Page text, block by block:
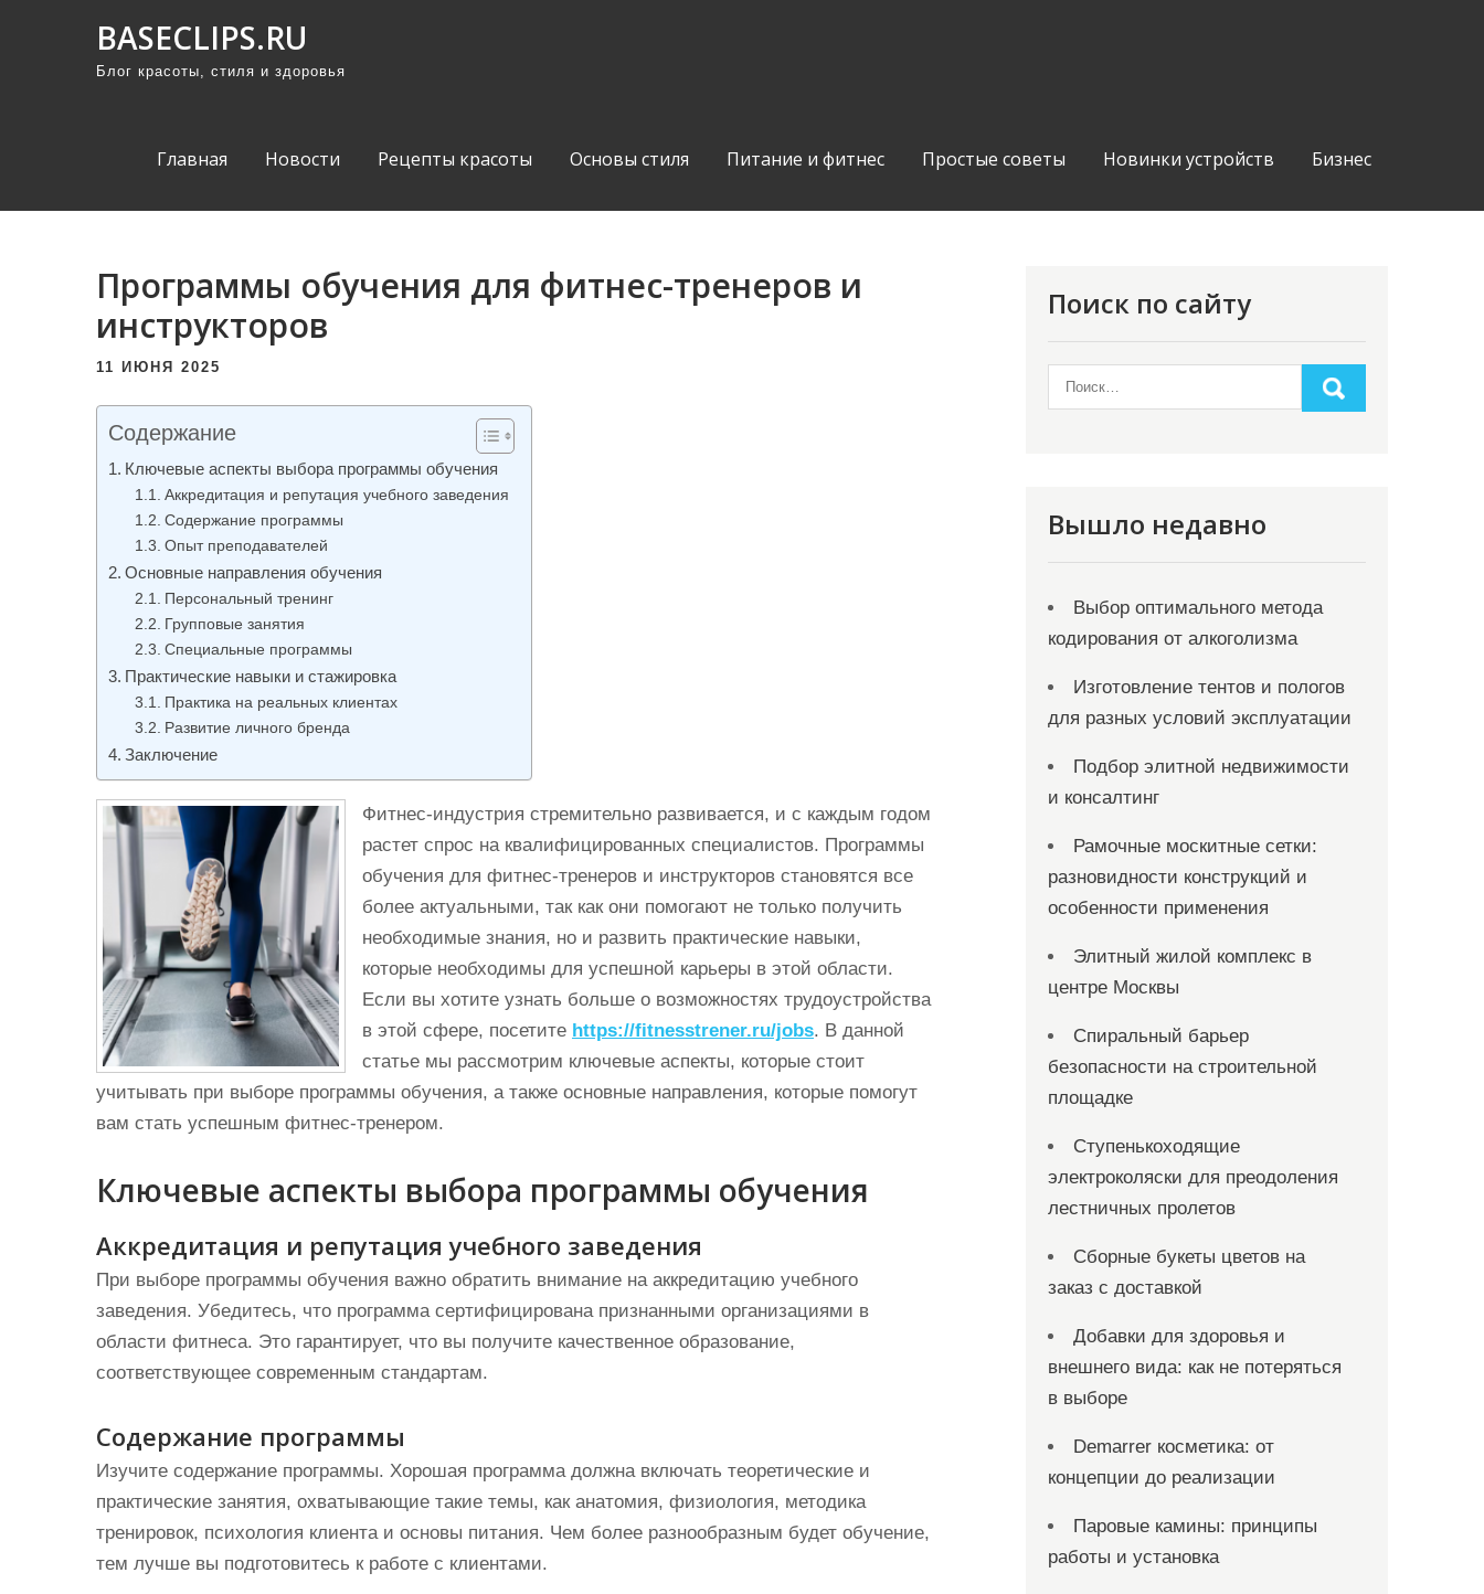
BASECLIPS.RU
Блог красоты, стиля и здоровья
Главная Новости Рецепты красоты Основы стиля Питание и фитнес Простые советы Новинки устройств Бизнес
Программы обучения для фитнес-тренеров и
инструкторов
11 ИЮНЯ 2025
Содержание
Ключевые аспекты выбора программы обучения
Аккредитация и репутация учебного заведения
Содержание программы
Опыт преподавателей
Основные направления обучения
Персональный тренинг
Групповые занятия
Специальные программы
Практические навыки и стажировка
Практика на реальных клиентах
Развитие личного бренда
Заключение
Фитнес-индустрия стремительно развивается, и с каждым годом
растет спрос на квалифицированных специалистов. Программы
обучения для фитнес-тренеров и инструкторов становятся все
более актуальными, так как они помогают не только получить
необходимые знания, но и развить практические навыки,
которые необходимы для успешной карьеры в этой области.
Если вы хотите узнать больше о возможностях трудоустройства
в этой сфере, посетите https://fitnesstrener.ru/jobs. В данной
статье мы рассмотрим ключевые аспекты, которые стоит
учитывать при выборе программы обучения, а также основные направления, которые помогут
вам стать успешным фитнес-тренером.
Ключевые аспекты выбора программы обучения
Аккредитация и репутация учебного заведения
При выборе программы обучения важно обратить внимание на аккредитацию учебного
заведения. Убедитесь, что программа сертифицирована признанными организациями в
области фитнеса. Это гарантирует, что вы получите качественное образование,
соответствующее современным стандартам.
Содержание программы
Изучите содержание программы. Хорошая программа должна включать теоретические и
практические занятия, охватывающие такие темы, как анатомия, физиология, методика
тренировок, психология клиента и основы питания. Чем более разнообразным будет обучение,
тем лучше вы подготовитесь к работе с клиентами.
Поиск по сайту
Вышло недавно
Выбор оптимального метода
кодирования от алкоголизма
Изготовление тентов и пологов
для разных условий эксплуатации
Подбор элитной недвижимости
и консалтинг
Рамочные москитные сетки:
разновидности конструкций и
особенности применения
Элитный жилой комплекс в
центре Москвы
Спиральный барьер
безопасности на строительной
площадке
Ступенькоходящие
электроколяски для преодоления
лестничных пролетов
Сборные букеты цветов на
заказ с доставкой
Добавки для здоровья и
внешнего вида: как не потеряться
в выборе
Demarrer косметика: от
концепции до реализации
Паровые камины: принципы
работы и установка